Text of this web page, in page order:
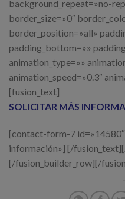
background_repeat=»no-
border_size=»0″
border_position=»all»
padding_bottom=»»
animation_type=»»
animation_speed=»0.3″
[fusion_text]
SOLICITAR MÁS
[contact-form-7
información»] [/
[/fusion_builder_row][/